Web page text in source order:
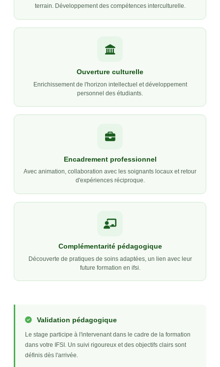
terrain. Développement des compétences interculturelle.
Ouverture culturelle
Enrichissement de l'horizon intellectuel et développement
personnel des étudiants.
Encadrement professionnel
Avec animation, collaboration avec les soignants locaux et retour
d'expériences réciproque.
Complémentarité pédagogique
Découverte de pratiques de soins adaptées, un lien avec leur
future formation en ifsi.
Validation pédagogique
Le stage participe à l'intervenant dans le cadre de la formation
dans votre IFSI. Un suivi rigoureux et des objectifs clairs sont
définis dès l'arrivée.